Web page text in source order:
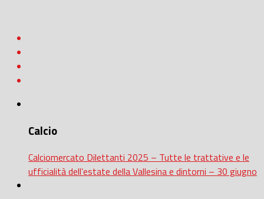
Calcio
Calciomercato Dilettanti 2025 – Tutte le trattative e le
ufficialità dell’estate della Vallesina e dintorni – 30 giugno